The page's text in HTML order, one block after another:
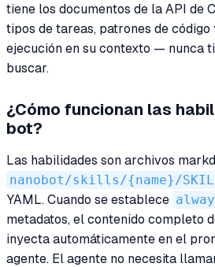
tiene los documentos de la API de
tipos de tareas, patrones de
ejecución en su contexto — nunca
buscar.
¿Cómo funcionan las
bot?
Las habilidades son archivos
nanobot/skills/{name}/
YAML. Cuando se establece
metadatos, el contenido completo
inyecta automáticamente en el
agente. El agente no necesita